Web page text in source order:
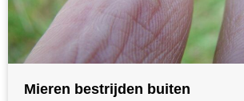
Mieren bestrijden buiten